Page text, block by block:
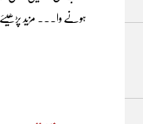
ہونے وا... مزید پڑھیئے